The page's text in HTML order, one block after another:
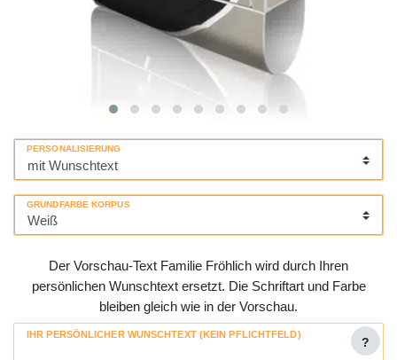
PERSONALISIERUNG
GRUNDFARBE KORPUS
Der Vorschau-Text Familie Fröhlich wird durch Ihren
persönlichen Wunschtext ersetzt. Die Schriftart und Farbe
bleiben gleich wie in der Vorschau.
IHR PERSÖNLICHER WUNSCHTEXT (KEIN PFLICHTFELD)
?